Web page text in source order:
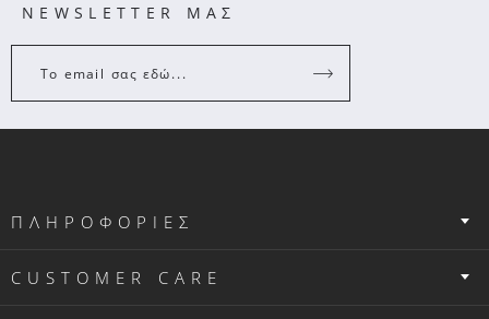
NEWSLETTER ΜΑΣ
Το email σας εδώ...
ΠΛΗΡΟΦΟΡΙΕΣ
CUSTOMER CARE